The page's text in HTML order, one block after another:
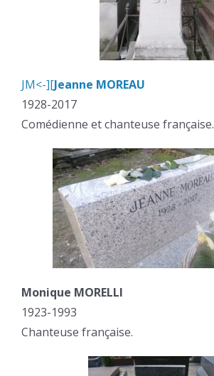
JM<-][Jeanne MOREAU
1928-2017
Comédienne et chanteuse française.
Monique MORELLI
1923-1993
Chanteuse française.